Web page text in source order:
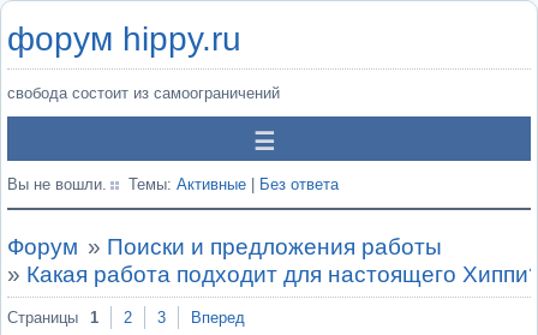
форум hippy.ru
свобода состоит из самоограничений
Вы не вошли. Темы: Активные Без ответа
Форум » Поиски и предложения работы
» Какая работа подходит для настоящего
Страницы 1 2 3 Вперед